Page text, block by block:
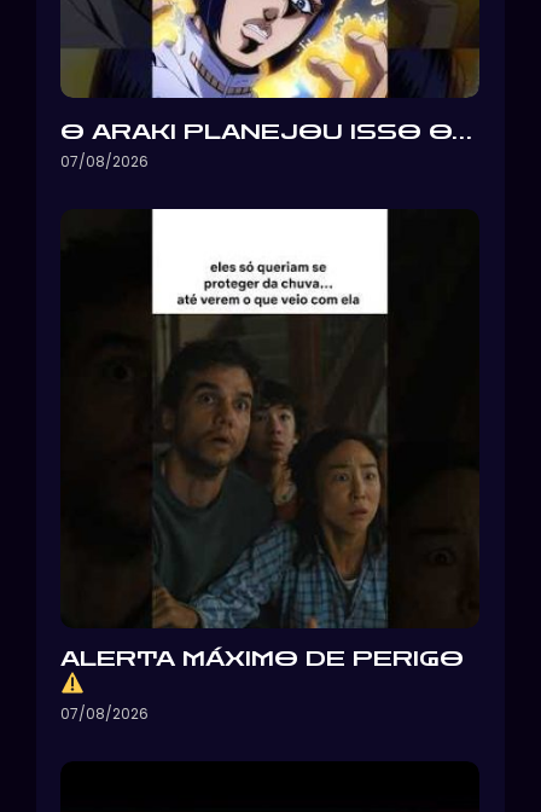
O ARAKI PLANEJOU ISSO O…
07/08/2026
ALERTA MÁXIMO DE PERIGO
07/08/2026